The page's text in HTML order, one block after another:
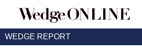
WEDGE REPORT